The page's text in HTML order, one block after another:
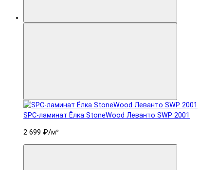
SPC-ламинат Ëлка StoneWood Леванто SWP 2001
2 699 ₽/м²